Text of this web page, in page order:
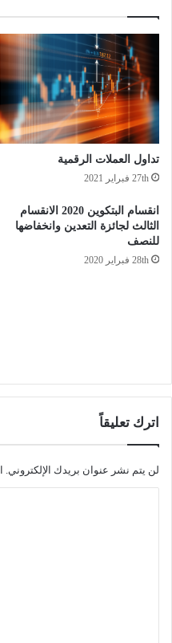
تداول العملات الرقمية
27th فبراير 2021
انقسام البتكوين 2020 الانقسام
الثالث لجائزة التعدين وانخفاضها
للنصف
28th فبراير 2020
اترك تعليقاً
لن يتم نشر عنوان بريدك الإلكتروني.